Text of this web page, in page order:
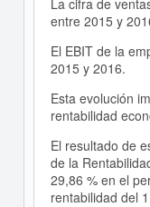
La cifra de
entre 2015 y
El EBIT de la
2015 y 2016.
Esta evolución
rentabilidad
El resultado de
de la
29,86 % en el
rentabilidad del